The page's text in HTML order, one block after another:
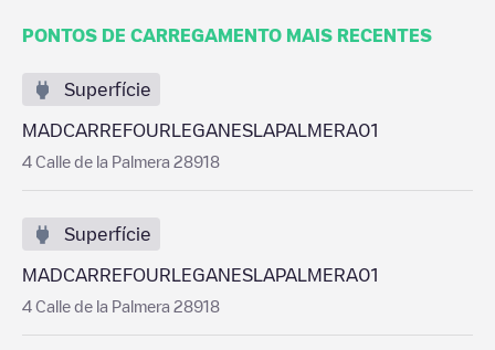
PONTOS DE CARREGAMENTO MAIS RECENTES
Superfície
MADCARREFOURLEGANESLAPALMERA01
4 Calle de la Palmera 28918
Superfície
MADCARREFOURLEGANESLAPALMERA01
4 Calle de la Palmera 28918